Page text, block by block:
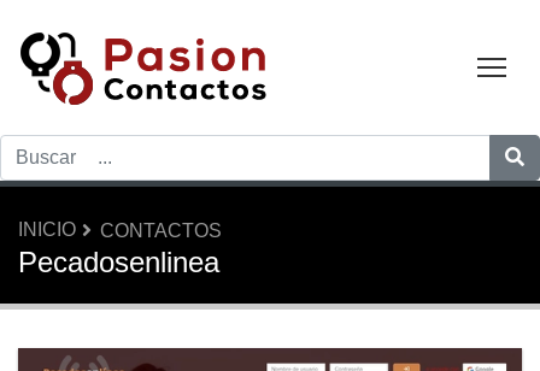
INICIO CONTACTOS
Pecadosenlinea